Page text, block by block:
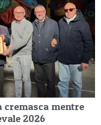
cremasca mentre
2026